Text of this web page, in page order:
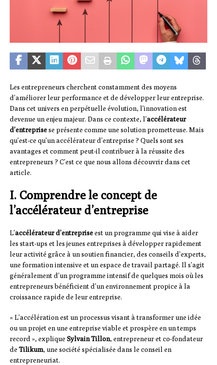
Les entrepreneurs cherchent constamment des moyens
d’améliorer leur performance et de développer leur entreprise.
Dans cet univers en perpétuelle évolution, l’innovation est
devenue un enjeu majeur. Dans ce contexte, l’accélérateur
d’entreprisese présente comme une solution prometteuse. Mais
qu’est-ce qu’un accélérateur d’entreprise ? Quels sont ses
avantages et comment peut-il contribuer à la réussite des
entrepreneurs ? C’est ce que nous allons découvrir dans cet
article.
I. Comprendre le concept de
l’accélérateur d’entreprise
L’accélérateur d’entrepriseest un programme qui vise à aider
les start-ups et les jeunes entreprises à développer rapidement
leur activité grâce à un soutien financier, des conseils d’experts,
une formation intensive et un espace de travail partagé. Il s’agit
généralement d’un programme intensif de quelques mois où les
entrepreneurs bénéficient d’un environnement propice à la
croissance rapide de leur entreprise.
« L’accélération est un processus visant à transformer une idée
ou un projet en une entreprise viable et prospère en un temps
record », explique Sylvain Tillon, entrepreneur et co-fondateur
de Tilikum, une société spécialisée dans le conseil en
entrepreneuriat.